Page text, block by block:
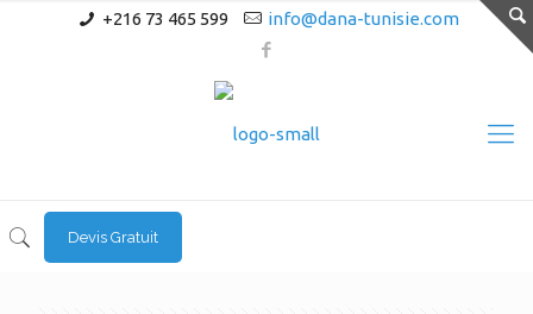
+216 73 465 599 info@dana-tunisie.com
Devis Gratuit